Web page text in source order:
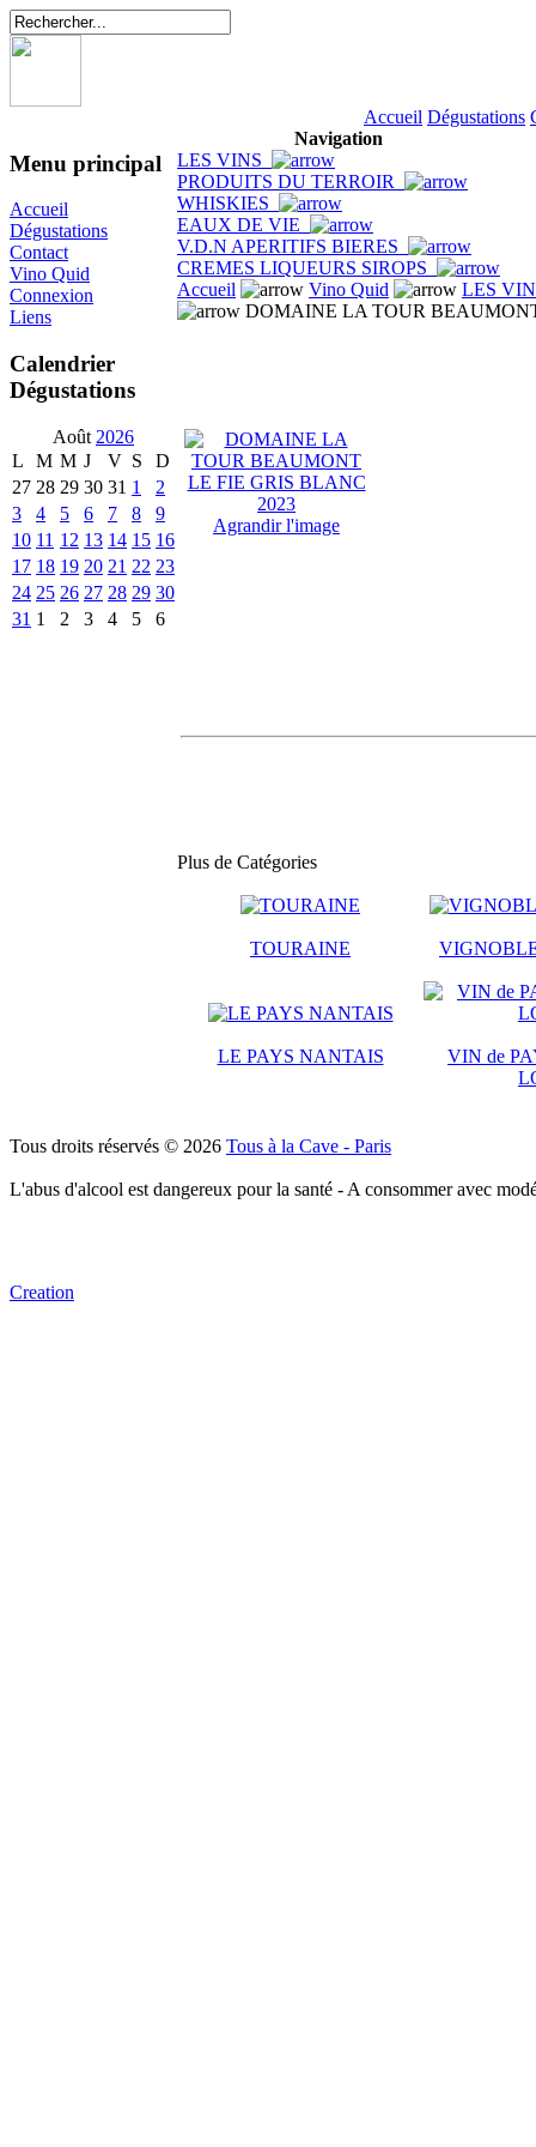
Accueil Dégustations
Menu principal
Accueil
Dégustations
Contact
Vino Quid
Connexion
Liens
Calendrier
Dégustations
Août 2026
L
M M J V S
D
27 28 29 30 31 1
2
3
4 5 6 7 8
9
10 11 12 13 14 15 16
17 18 19 20 21 22 23
24 25 26 27 28 29 30
31 1 2 3 4 5 6
Navigation
LES VINS
PRODUITS DU TERROIR
WHISKIES
EAUX DE VIE
V.D.N APERITIFS BIERES
CREMES LIQUEURS SIROPS
Accueil
Vino Quid
LES
DOMAINE LA TOUR
Agrandir l'image
Plus de Catégories
TOURAINE
LE PAYS NANTAIS
VIN de
Tous droits réservés © 2026 Tous à la Cave - Paris
L'abus d'alcool est dangereux pour la santé - A consommer avec
Creation